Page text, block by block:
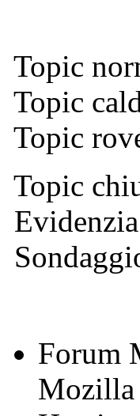
Topic
Topic
Topic
Topic
Forum